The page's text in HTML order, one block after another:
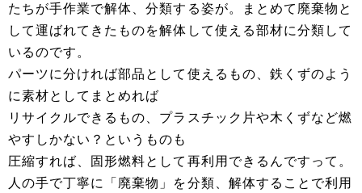
たちが手作業で解体、分類する姿が。まとめて廃棄物と
して運ばれてきたものを解体して使える部材に分類して
いるのです。
パーツに分ければ部品として使えるもの、鉄くずのよう
に素材としてまとめれば
リサイクルできるもの、プラスチック片や木くずなど燃
やすしかない？というものも
圧縮すれば、固形燃料として再利用できるんですって。
人の手で丁寧に「廃棄物」を分類、解体することで利用